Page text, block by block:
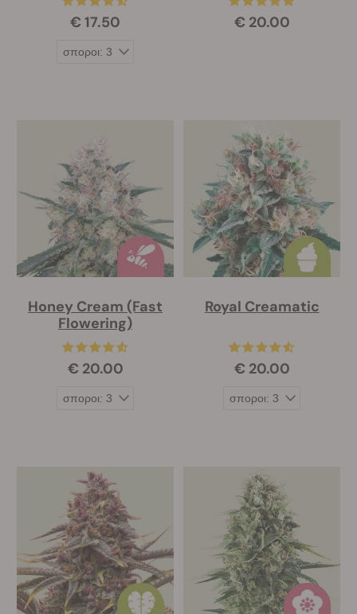
€ 17.50 € 20.00
Honey Cream (Fast
Flowering)
€ 20.00
Royal Creamatic
€ 20.00